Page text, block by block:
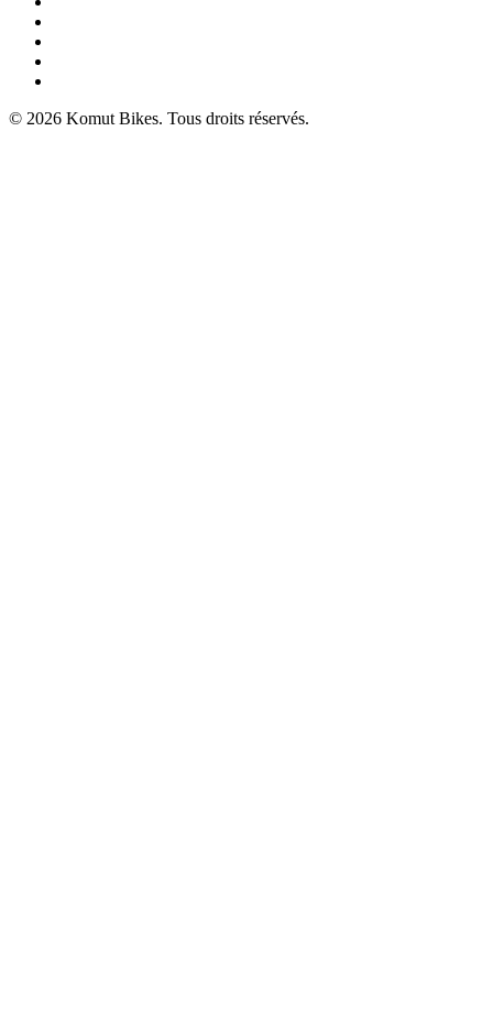
© 2026 Komut Bikes. Tous droits réservés.